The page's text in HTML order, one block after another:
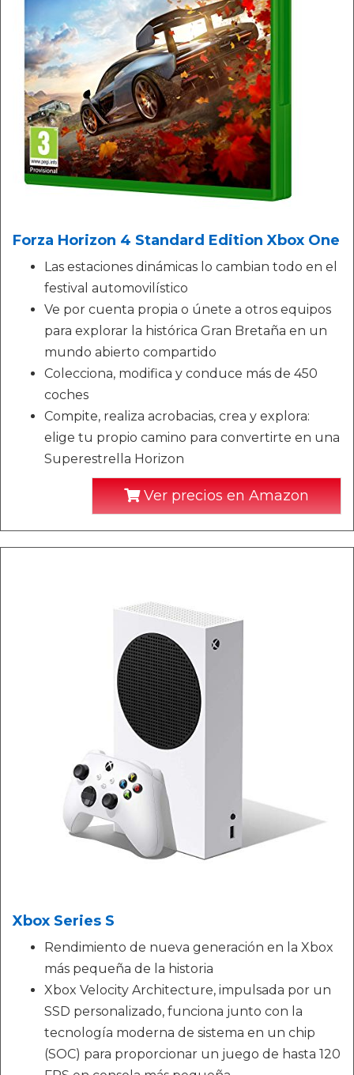
Forza Horizon 4 Standard Edition Xbox One
Las estaciones dinámicas lo cambian todo en el
festival automovilístico
Ve por cuenta propia o únete a otros equipos
para explorar la histórica Gran Bretaña en un
mundo abierto compartido
Colecciona, modifica y conduce más de 450
coches
Compite, realiza acrobacias, crea y explora:
elige tu propio camino para convertirte en una
Superestrella Horizon
Ver precios en Amazon
Xbox Series S
Rendimiento de nueva generación en la Xbox
más pequeña de la historia
Xbox Velocity Architecture, impulsada por un
SSD personalizado, funciona junto con la
tecnología moderna de sistema en un chip
(SOC) para proporcionar un juego de hasta 120